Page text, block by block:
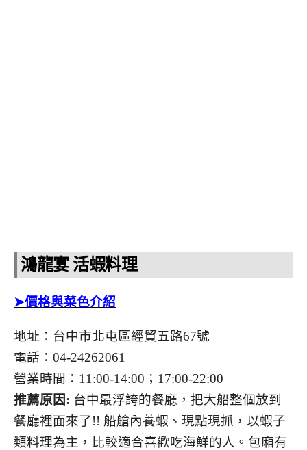
鴻龍宴 活蝦料理
➤價格與菜色介紹
地址：台中市北屯區經貿五路67號
電話：04-24262061
營業時間：11:00-14:00；17:00-22:00
推薦原因: 台中最浮誇的餐廳，把大船整個放到
餐廳裡面來了!! 船艙內養蝦、現點現抓，以蝦子
類料理為主，比較適合喜歡吃海鮮的人。包廂有